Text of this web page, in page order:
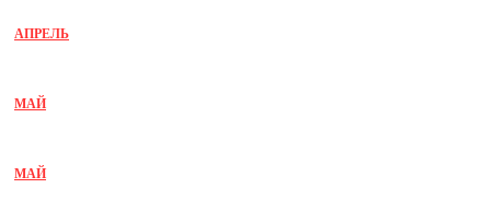
АПРЕЛЬ
МАЙ
МАЙ